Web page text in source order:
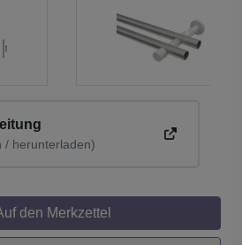
/ herunterladen)
den Merkzettel